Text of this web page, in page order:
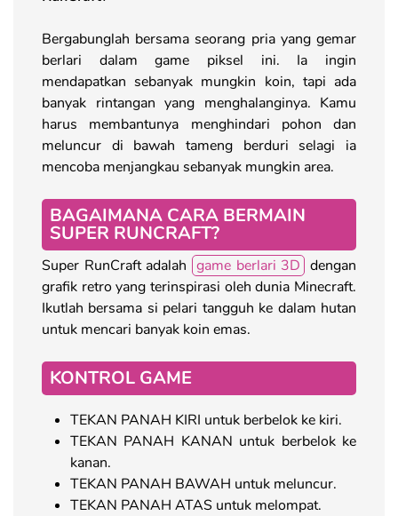
Bergabunglah bersama seorang pria yang gemar
berlari dalam game piksel ini. Ia ingin
mendapatkan sebanyak mungkin koin, tapi ada
banyak rintangan yang menghalanginya. Kamu
harus membantunya menghindari pohon dan
meluncur di bawah tameng berduri selagi ia
mencoba menjangkau sebanyak mungkin area.
BAGAIMANA CARA BERMAIN
SUPER RUNCRAFT?
Super RunCraft adalah game berlari 3D dengan
grafik retro yang terinspirasi oleh dunia Minecraft.
Ikutlah bersama si pelari tangguh ke dalam hutan
untuk mencari banyak koin emas.
KONTROL GAME
TEKAN PANAH KIRI untuk berbelok ke kiri.
TEKAN PANAH KANAN untuk berbelok ke
kanan.
TEKAN PANAH BAWAH untuk meluncur.
TEKAN PANAH ATAS untuk melompat.